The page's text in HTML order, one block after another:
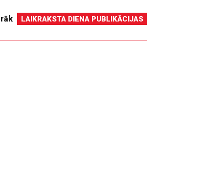
LAIKRAKSTA DIENA PUBLIKĀCIJAS